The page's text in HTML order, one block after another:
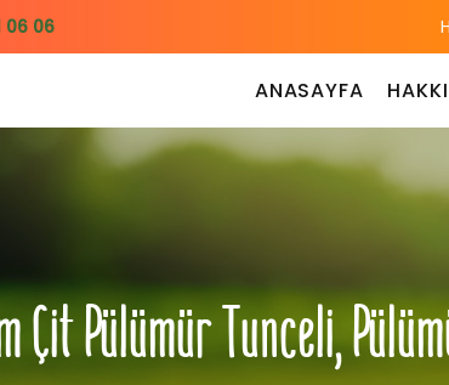
06 06
ANASAYFA
Çit Pülümür Tunceli,